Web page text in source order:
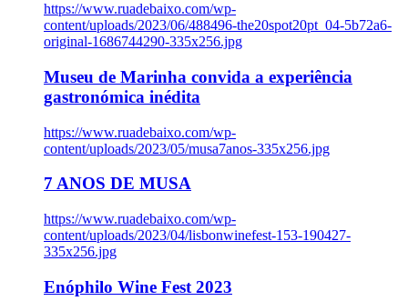
https://www.ruadebaixo.com/wp-
content/uploads/2023/06/488496-the20spot20pt_04-5b72a6-
original-1686744290-335x256.jpg
Museu de Marinha convida a experiência
gastronómica inédita
https://www.ruadebaixo.com/wp-
content/uploads/2023/05/musa7anos-335x256.jpg
7 ANOS DE MUSA
https://www.ruadebaixo.com/wp-
content/uploads/2023/04/lisbonwinefest-153-190427-
335x256.jpg
Enóphilo Wine Fest 2023